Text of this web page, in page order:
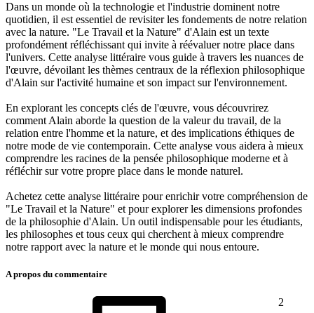
Dans un monde où la technologie et l'industrie dominent notre
quotidien, il est essentiel de revisiter les fondements de notre relation
avec la nature. "Le Travail et la Nature" d'Alain est un texte
profondément réfléchissant qui invite à réévaluer notre place dans
l'univers. Cette analyse littéraire vous guide à travers les nuances de
l'œuvre, dévoilant les thèmes centraux de la réflexion philosophique
d'Alain sur l'activité humaine et son impact sur l'environnement.
En explorant les concepts clés de l'œuvre, vous découvrirez
comment Alain aborde la question de la valeur du travail, de la
relation entre l'homme et la nature, et des implications éthiques de
notre mode de vie contemporain. Cette analyse vous aidera à mieux
comprendre les racines de la pensée philosophique moderne et à
réfléchir sur votre propre place dans le monde naturel.
Achetez cette analyse littéraire pour enrichir votre compréhension de
"Le Travail et la Nature" et pour explorer les dimensions profondes
de la philosophie d'Alain. Un outil indispensable pour les étudiants,
les philosophes et tous ceux qui cherchent à mieux comprendre
notre rapport avec la nature et le monde qui nous entoure.
A propos du commentaire
2